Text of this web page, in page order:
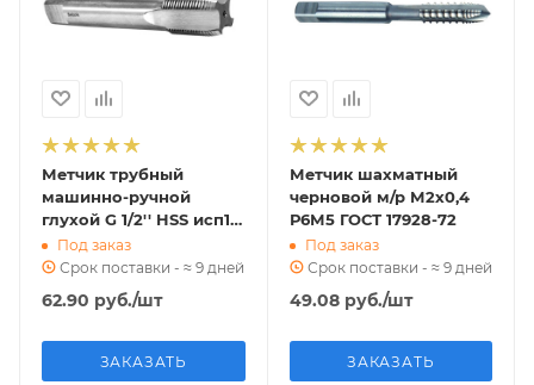
Метчик трубный
машинно-ручной
глухой G 1/2'' HSS исп1
ГОСТ 3266-81
Под заказ
Срок поставки - ≈ 9 дней
62.90 руб./шт
ЗАКАЗАТЬ
Метчик шахматный
черновой м/р М2х0,4
Р6М5 ГОСТ 17928-72
Под заказ
Срок поставки - ≈ 9 дней
49.08руб./шт
ЗАКАЗАТЬ